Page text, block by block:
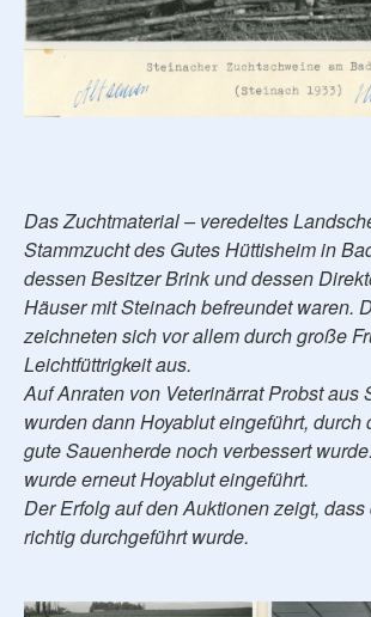
Das Zuchtmaterial – veredeltes
Stammzucht des Gutes Hüttisheim in
dessen Besitzer Brink und dessen
Häuser mit Steinach befreundet waren.
zeichneten sich vor allem durch große
Leichtfüttrigkeit aus.
Auf Anraten von Veterinärrat Probst aus
wurden dann Hoyablut eingeführt, durch
gute Sauenherde noch verbessert
wurde erneut Hoyablut eingeführt.
Der Erfolg auf den Auktionen zeigt,
richtig durchgeführt wurde.